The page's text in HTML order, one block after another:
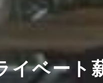
イベート